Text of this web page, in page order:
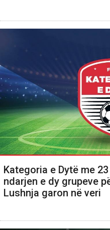
Kategoria e Dytë me
ndarjen e dy grupeve
Lushnja garon në veri